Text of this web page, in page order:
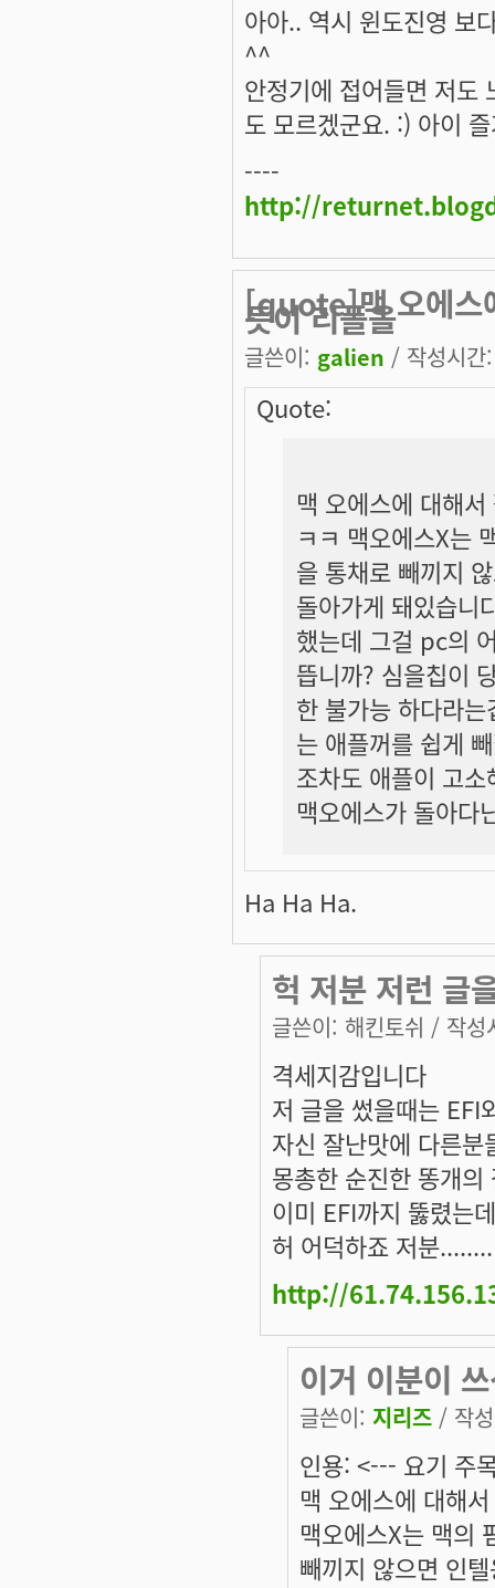
아아.. 역시 윈도진영 보
^^
안정기에 접어들면 저도
도 모르겠군요. :) 아이
----
http://
[quote]맥 오에스
듯이 리플을
글쓴이: galien / 작성시
Quote:
맥 오에스에 대해
ㅋㅋ 맥오에스X는
을 통채로 빼끼지
돌아가게 돼있습니
했는데 그걸 pc의
뜹니까? 심을칩이
한 불가능 하다라
는 애플꺼를 쉽게
조차도 애플이 고
맥오에스가 돌아다
Ha Ha Ha.
헉 저분 저런 글
글쓴이: 해킨토쉬 / 작성
격세지감입니다
저 글을 썼을때는 EFI
자신 잘난맛에 다른
몽총한 순진한 똥개
이미 EFI까지 뚫렸는
허 어덕하죠 저분........
http://
이거 이분이
글쓴이: 지리즈 / 작
인용: <--- 요기 주
맥 오에스에 대해
맥오에스X는 맥의
빼끼지 않으면 인